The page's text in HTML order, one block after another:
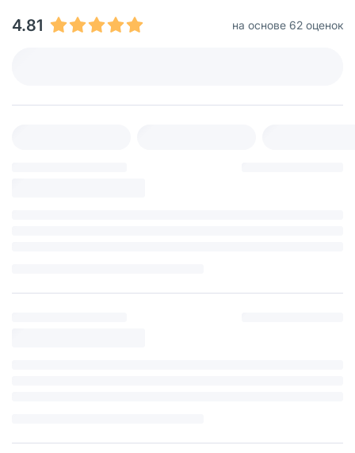
4.81
на основе 62 оценок